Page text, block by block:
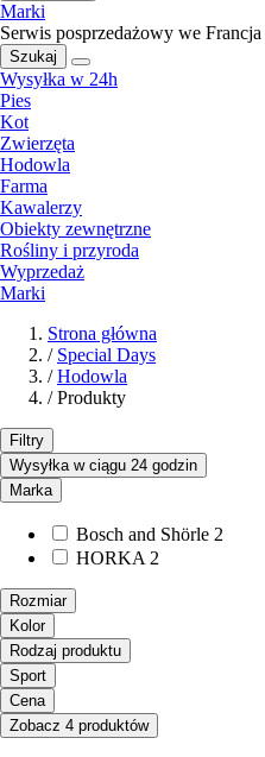
Marki
Serwis posprzedażowy we Francja
Szukaj
Wysyłka w 24h
Pies
Kot
Zwierzęta
Hodowla
Farma
Kawalerzy
Obiekty zewnętrzne
Rośliny i przyroda
Wyprzedaż
Marki
Strona główna
/ Special Days
/ Hodowla
/ Produkty
Filtry
Wysyłka w ciągu 24 godzin
Marka
Bosch and Shörle 2
HORKA 2
Rozmiar
Kolor
Rodzaj produktu
Sport
Cena
Zobacz 4 produktów